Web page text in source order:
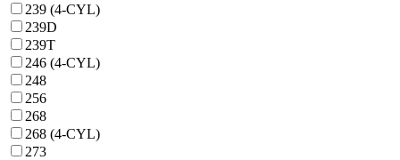
239 (4-CYL)
239D
239T
246 (4-CYL)
248
256
268
268 (4-CYL)
273